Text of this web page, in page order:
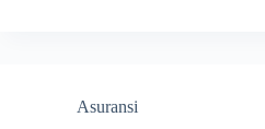
Asuransi